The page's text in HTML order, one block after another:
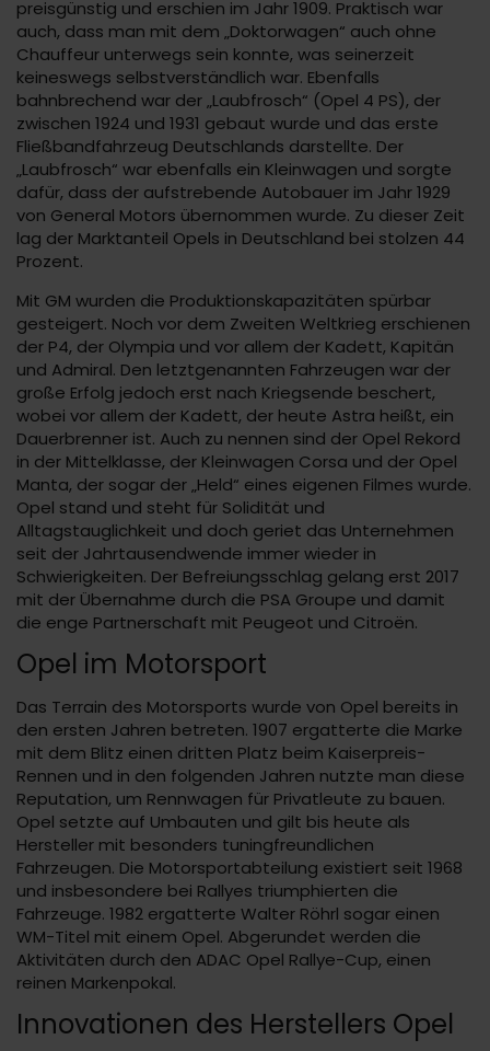
preisgünstig und erschien im Jahr 1909. Praktisch war
auch, dass man mit dem „Doktorwagen“ auch ohne
Chauffeur unterwegs sein konnte, was seinerzeit
keineswegs selbstverständlich war. Ebenfalls
bahnbrechend war der „Laubfrosch“ (Opel 4 PS), der
zwischen 1924 und 1931 gebaut wurde und das erste
Fließbandfahrzeug Deutschlands darstellte. Der
„Laubfrosch“ war ebenfalls ein Kleinwagen und sorgte
dafür, dass der aufstrebende Autobauer im Jahr 1929
von General Motors übernommen wurde. Zu dieser Zeit
lag der Marktanteil Opels in Deutschland bei stolzen 44
Prozent.
Mit GM wurden die Produktionskapazitäten spürbar
gesteigert. Noch vor dem Zweiten Weltkrieg erschienen
der P4, der Olympia und vor allem der Kadett, Kapitän
und Admiral. Den letztgenannten Fahrzeugen war der
große Erfolg jedoch erst nach Kriegsende beschert,
wobei vor allem der Kadett, der heute Astra heißt, ein
Dauerbrenner ist. Auch zu nennen sind der Opel Rekord
in der Mittelklasse, der Kleinwagen Corsa und der Opel
Manta, der sogar der „Held“ eines eigenen Filmes wurde.
Opel stand und steht für Solidität und
Alltagstauglichkeit und doch geriet das Unternehmen
seit der Jahrtausendwende immer wieder in
Schwierigkeiten. Der Befreiungsschlag gelang erst 2017
mit der Übernahme durch die PSA Groupe und damit
die enge Partnerschaft mit Peugeot und Citroën.
Opel im Motorsport
Das Terrain des Motorsports wurde von Opel bereits in
den ersten Jahren betreten. 1907 ergatterte die Marke
mit dem Blitz einen dritten Platz beim Kaiserpreis-
Rennen und in den folgenden Jahren nutzte man diese
Reputation, um Rennwagen für Privatleute zu bauen.
Opel setzte auf Umbauten und gilt bis heute als
Hersteller mit besonders tuningfreundlichen
Fahrzeugen. Die Motorsportabteilung existiert seit 1968
und insbesondere bei Rallyes triumphierten die
Fahrzeuge. 1982 ergatterte Walter Röhrl sogar einen
WM-Titel mit einem Opel. Abgerundet werden die
Aktivitäten durch den ADAC Opel Rallye-Cup, einen
reinen Markenpokal.
Innovationen des Herstellers Opel